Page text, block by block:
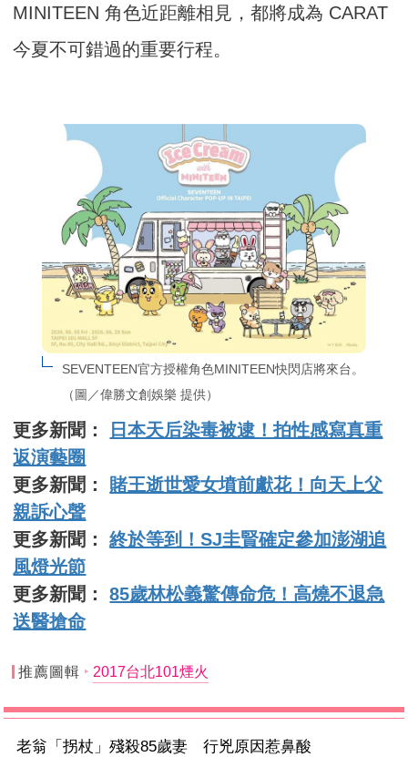
MINITEEN 角色近距離相見，都將成為 CARAT
今夏不可錯過的重要行程。
SEVENTEEN官方授權角色MINITEEN快閃店將來台。
（圖／偉勝文創娛樂 提供）
更多新聞：
日本天后染毒被逮！拍性感寫真重
返演藝圈
更多新聞： 賭王逝世愛女墳前獻花！向天上父
親訴心聲
更多新聞：終於等到！SJ圭賢確定參加澎湖追
風燈光節
更多新聞：85歲林松義驚傳命危！高燒不退急
送醫搶命
推薦圖輯 2017台北101煙火
老翁「拐杖」殘殺85歲妻 行兇原因惹鼻酸